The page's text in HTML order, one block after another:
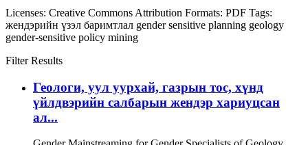
Licenses: Creative Commons Attribution Formats: PDF Tags:
жендэрийн үзэл баримтлал gender sensitive planning geology
gender-sensitive policy mining
Filter Results
Геологи, уул уурхай, газрын тос, хүнд
үйлдвэрийн салбарын жендэр хариуцсан
ал...